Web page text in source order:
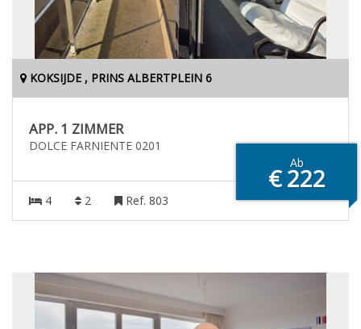
KOKSIJDE , PRINS ALBERTPLEIN 6
APP. 1 ZIMMER
DOLCE FARNIENTE 0201
Ab
€ 222
4 2 Ref. 803